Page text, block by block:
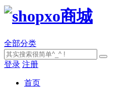
全部分类
登录 注册
首页